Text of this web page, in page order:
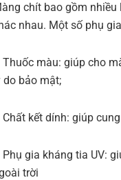
chít bao gồm
nhau. Một số phụ
Thuốc màu: giúp cho
do bảo mật;
Chất kết dính: giúp
Phụ gia kháng tia UV:
trời